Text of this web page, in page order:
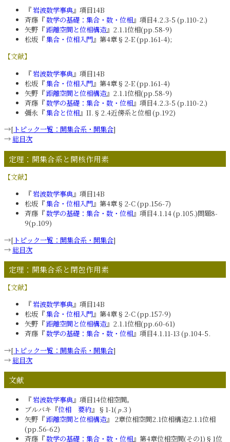
『岩波数学事典』項目14B
斉藤『数学の基礎：集合・数・位相』項目4.2.3-5 (p.110-2.)
矢野『 距離空間と位相構造』2.1.1位相(pp.58-9)
松坂『集合・位相入門』第4章§2-E (pp.161-4);
【文献】
『岩波数学事典』項目14B
松坂『集合・位相入門』第4章§2-E (pp.161-4)
矢野『距離空間と位相構造』2.1.1位相(pp.58-9)
斉藤『数学の基礎：集合・数・位相』項目4.2.3-5 (p.110-2.)
彌永『集合と位相』II.§2.4近傍系と位相 (p.192)
→[ トピック一覧：開集合系・開集合]
→ 総目次
定理：開集合系と開核作用素
【文献】
『岩波数学事典』項目14B
松坂『集合・位相入門』第4章§2-C (pp.156-7)
斉藤『数学の基礎：集合・数・位相』項目4.1.14 (p.105.)問題8-
9(p.109)
→[ トピック一覧：開集合系・開集合]
→ 総目次
定理：開集合系と閉包作用素
【文献】
『岩波数学事典』項目14B
松坂『集合・位相入門』第4章§2-C (pp.157-9)
矢野『距離空間と位相構造』2.1.1位相(pp.60-61)
斉藤『数学の基礎：集合・数・位相』項目4.1.11-13 (p.104-5.
→[ トピック一覧：開集合系・開集合]
→ 総目次
文献
『岩波数学事典』項目14位相空間。
ブルバキ『位相 要約』§1-1( p.3 )
矢野『距離空間と位相構造』 2章位相空間2.1位相構造2.1.1位相
(pp.56-62)
斉藤『数学の基礎：集合・数・位相』第4章位相空間(その1)§1位